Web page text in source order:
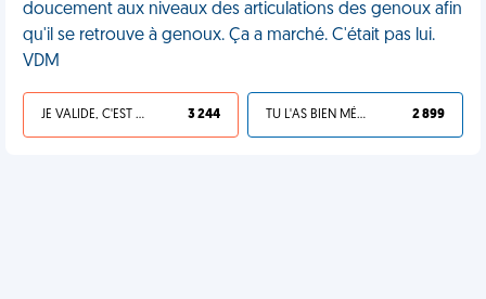
doucement aux niveaux des articulations des genoux afin
qu'il se retrouve à genoux. Ça a marché. C'était pas lui.
VDM
JE VALIDE, C'EST UNE VDM 3 244 TU L'AS BIEN MÉRITÉ 2 899